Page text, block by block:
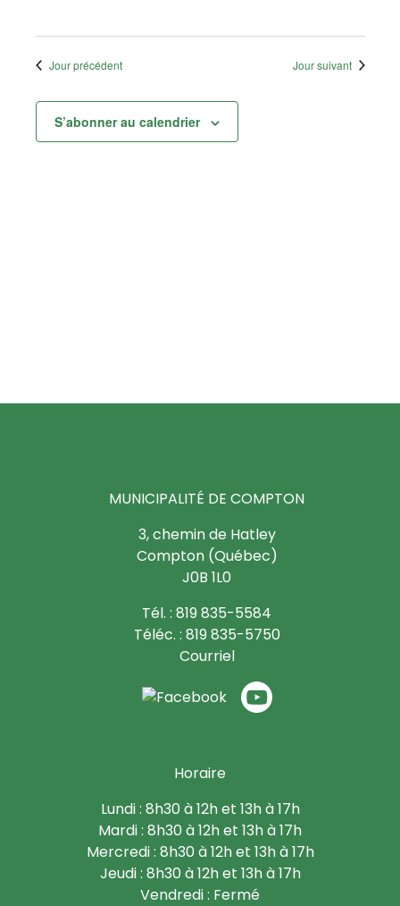
Jour précédent Jour suivant
S’abonner au calendrier
MUNICIPALITÉ DE COMPTON
3, chemin de Hatley
Compton (Québec)
J0B 1L0
Tél. : 819 835-5584
Téléc. : 819 835-5750
Courriel
Horaire
Lundi : 8h30 à 12h et 13h à 17h
Mardi : 8h30 à 12h et 13h à 17h
Mercredi : 8h30 à 12h et 13h à 17h
Jeudi : 8h30 à 12h et 13h à 17h
Vendredi : Fermé